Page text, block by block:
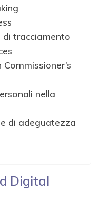
di tracciamento
nella
di adeguatezza
Digital